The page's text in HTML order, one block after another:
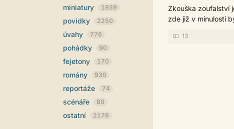
miniatury 1939
povídky 2250
úvahy 776
pohádky 90
fejetony 170
romány 930
reportáže 74
scénáře 80
ostatní 2176
Zkouška zoufalství
zde již v minulosti
13